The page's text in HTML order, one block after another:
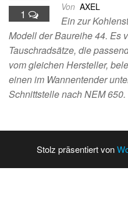
1 Von AXEL
Ein zur
Modell der Baureihe 44. Es
Tauschradsätze, die
vom gleichen Hersteller,
einen im Wannentender
Schnittstelle nach NEM
Stolz präsentiert von